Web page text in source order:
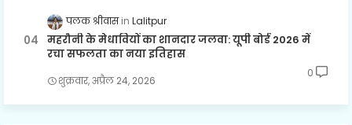
पलक श्रीवास Lalitpur
महरौनी के मेधावियों का शानदार जलवा: यूपी बोर्ड 2026 में
रचा सफलता का नया इतिहास
शुक्रवार, अप्रैल 24, 2026
0